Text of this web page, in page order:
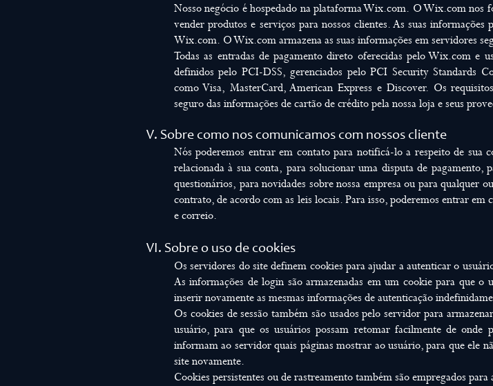
Nosso negócio é hospedado na plataforma Wix.com. O Wix.com nos
vender produtos e serviços para nossos clientes. As suas informações
Wix.com. O Wix.com armazena as suas informações em servidores
Todas as entradas de pagamento direto oferecidas pelo Wix.com e
definidos pelo PCI-DSS, gerenciados pelo PCI Security Standards
como Visa, MasterCard, American Express e Discover. Os
seguro das informações de cartão de crédito pela nossa loja e seus
V. Sobre como nos comunicamos com nossos cliente
Nós poderemos entrar em contato para notificá-lo a respeito de sua
relacionada à sua conta, para solucionar uma disputa de pagamento,
questionários, para novidades sobre nossa empresa ou para qualquer
contrato, de acordo com as leis locais. Para isso, poderemos entrar
e correio.
VI. Sobre o uso de cookies
Os servidores do site definem cookies para ajudar a autenticar o
As informações de login são armazenadas em um cookie para que o
inserir novamente as mesmas informações de autenticação
Os cookies de sessão também são usados pelo servidor para
usuário, para que os usuários possam retomar facilmente de onde
informam ao servidor quais páginas mostrar ao usuário, para que ele
site novamente.
Cookies persistentes ou de rastreamento também são empregados